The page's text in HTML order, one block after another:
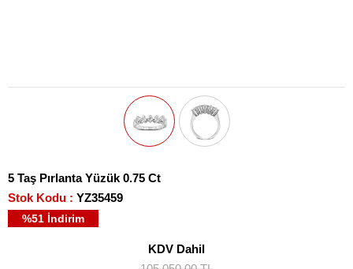
5 Taş Pırlanta Yüzük 0.75 Ct
Stok Kodu
YZ35459
%51 İndirim
KDV Dahil